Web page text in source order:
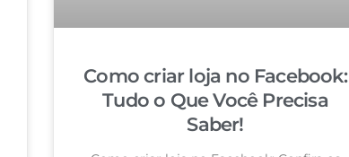
Como criar loja no Facebook:
Tudo o Que Você Precisa
Saber!